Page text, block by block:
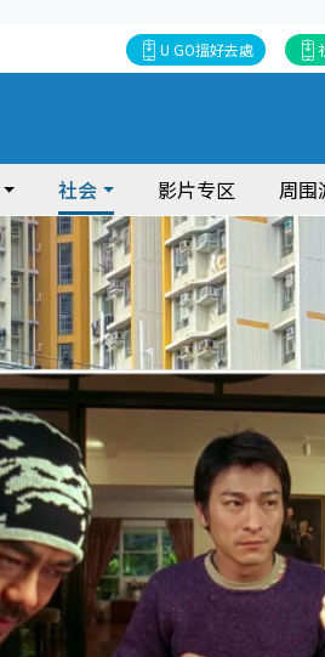
U GO搵好去處
社会 影片专区 周围